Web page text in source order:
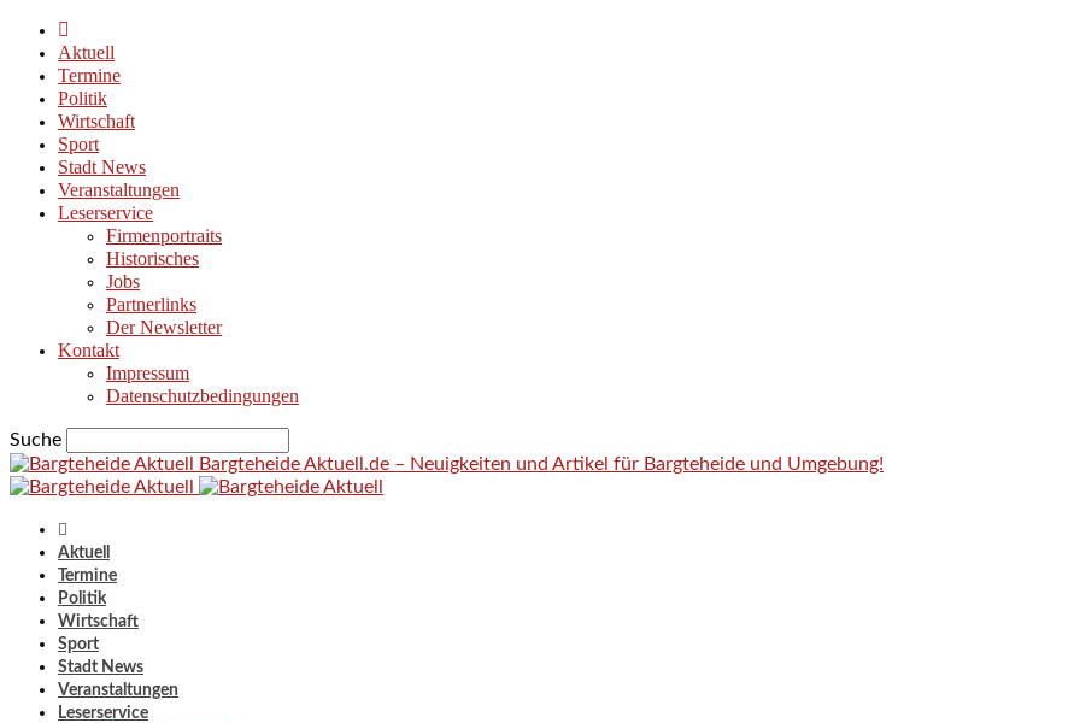
Aktuell
Termine
Politik
Wirtschaft
Sport
Stadt News
Veranstaltungen
Leserservice
Firmenportraits
Historisches
Jobs
Partnerlinks
Der Newsletter
Kontakt
Impressum
Datenschutzbedingungen
Suche
Bargteheide Aktuell.de – Neuigkeiten und Artikel für Bargteheide und Umgebung!
Aktuell
Termine
Politik
Wirtschaft
Sport
Stadt News
Veranstaltungen
Leserservice